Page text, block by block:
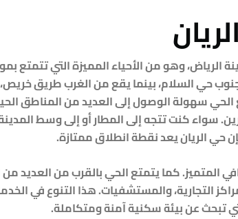
الرياض، وهو من الأحياء المميزة التي تتمتع
حي السلام، بينما يقع من الغرب طريق خريص،
سهولة الوصول إلى العديد من المناطق
سواء كنت تتجه إلى المطار أو إلى وسط
حي الريان يعد نقطة انطلاق ممتازة.
المتميز. كما يتمتع الحي بالقرب من العديد
التجارية، والمستشفيات. هذا التنوع في
تبحث عن بيئة سكنية آمنة ومتكاملة.